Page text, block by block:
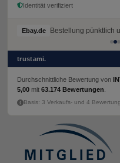
Identität verifiziert
Ebay.de Bestellung pünktlich
trustami.
Durchschnittliche Bewertung von
5,00 mit 63.174 Bewertungen
Basis: 3 Verkaufs- und 4